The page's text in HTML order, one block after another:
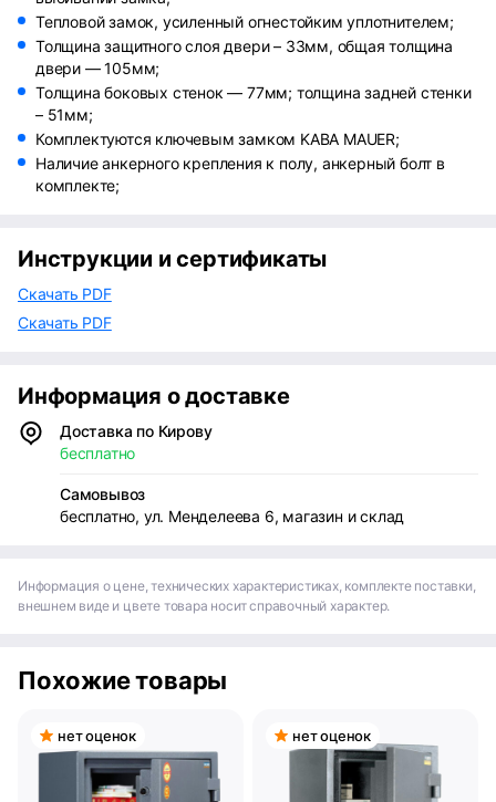
Тепловой замок, усиленный огнестойким уплотнителем;
Толщина защитного слоя двери – 33мм, общая толщина
двери — 105мм;
Толщина боковых стенок — 77мм; толщина задней стенки
– 51мм;
Комплектуются ключевым замком KABA MAUER;
Наличие анкерного крепления к полу, анкерный болт в
комплекте;
Инструкции и сертификаты
Скачать PDF
Скачать PDF
Информация о доставке
Доставка по Кирову
бесплатно
Самовывоз
бесплатно, ул. Менделеева 6, магазин и склад
Информация о цене, технических характеристиках, комплекте поставки,
внешнем виде и цвете товара носит справочный характер.
Похожие товары
нет оценок нет оценок